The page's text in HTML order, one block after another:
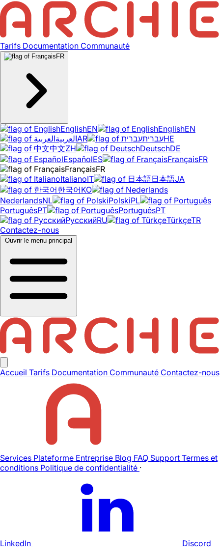
Tarifs Documentation Communauté
FR
EnglishEN EnglishEN
العربيةAR עבריתHE
中文ZH DeutschDE
EspañolES FrançaisFR
FrançaisFR
ItalianoIT 日本語JA
한국어KO
NederlandsNL PolskiPL
PortuguêsPT PortuguêsPT
РусскийRU TürkçeTR
Contactez-nous
Ouvrir le menu principal
Accueil Tarifs Documentation Communauté Contactez-nous
Services Plateforme Entreprise Blog FAQ Support Termes et
conditions Politique de confidentialité ·
LinkedIn Discord